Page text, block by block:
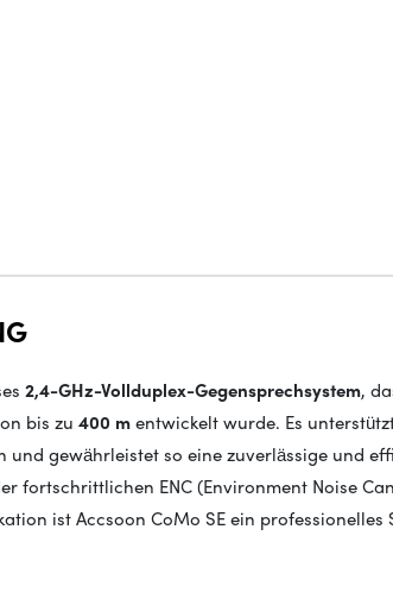
2,4-GHz-Vollduplex-Gegensprechsystem,
bis zu 400 mentwickelt wurde. Es
und gewährleistet so eine zuverlässige und
fortschrittlichen ENC (Environment Noise
ist Accsoon CoMo SE ein professionelles